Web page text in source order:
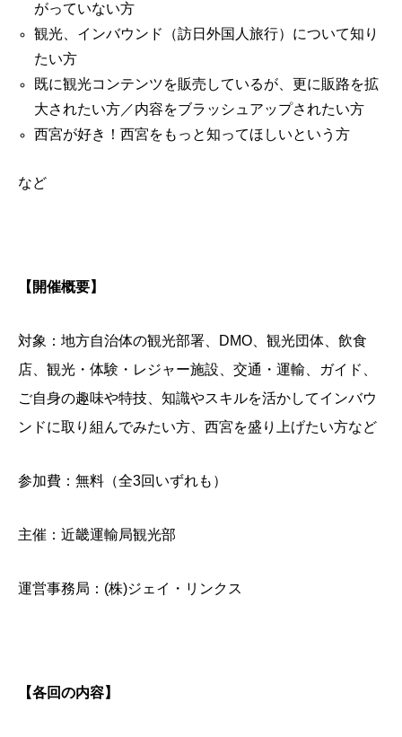
がっていない方
観光、インバウンド（訪日外国人旅行）について知り
たい方
既に観光コンテンツを販売しているが、更に販路を拡
大されたい方／内容をブラッシュアップされたい方
西宮が好き！西宮をもっと知ってほしいという方
など
【開催概要】
対象：地方自治体の観光部署、DMO、観光団体、飲食
店、観光・体験・レジャー施設、交通・運輸、ガイド、
ご自身の趣味や特技、知識やスキルを活かしてインバウ
ンドに取り組んでみたい方、西宮を盛り上げたい方など
参加費：無料（全3回いずれも）
主催：近畿運輸局観光部
運営事務局：(株)ジェイ・リンクス
【各回の内容】